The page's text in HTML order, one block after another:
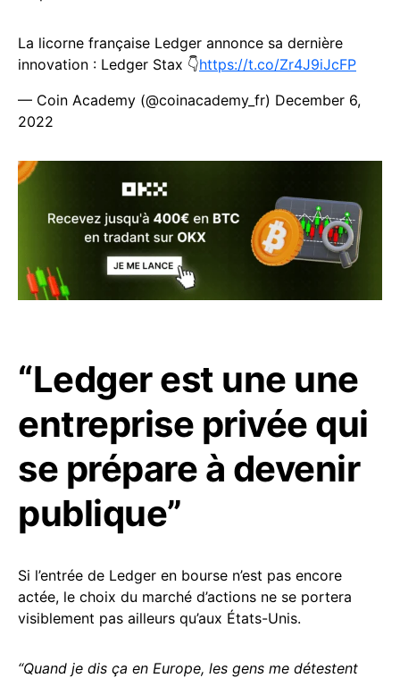
La licorne française Ledger annonce sa dernière
innovation : Ledger Stax 👇https://t.co/Zr4J9iJcFP
— Coin Academy (@coinacademy_fr) December 6,
2022
“Ledger est une une
entreprise privée qui
se prépare à devenir
publique”
Si l’entrée de Ledger en bourse n’est pas encore
actée, le choix du marché d’actions ne se portera
visiblement pas ailleurs qu’aux États-Unis.
“Quand je dis ça en Europe, les gens me détestent